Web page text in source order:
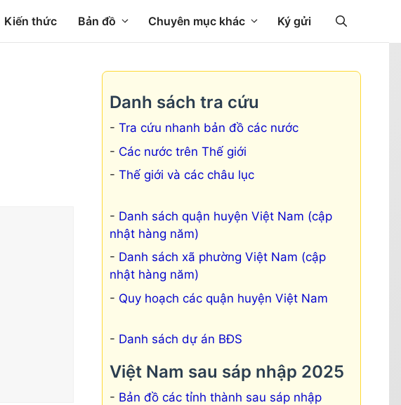
Kiến thức Bản đồ Chuyên mục khác Ký gửi
Danh sách tra cứu
Tra cứu nhanh bản đồ các nước
Các nước trên Thế giới
Thế giới và các châu lục
Danh sách quận huyện Việt Nam (cập
nhật hàng năm)
Danh sách xã phường Việt Nam (cập
nhật hàng năm)
Quy hoạch các quận huyện Việt Nam
Danh sách dự án BĐS
Việt Nam sau sáp nhập 2025
Bản đồ các tỉnh thành sau sáp nhập